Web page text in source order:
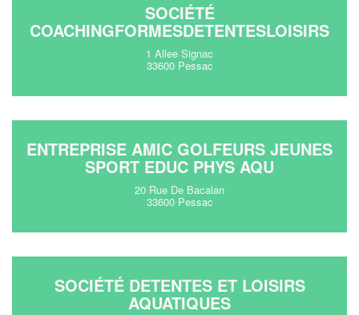
SOCIÉTÉ
COACHINGFORMESDETENTESLOISIRS
1 Allee Signac
33600 Pessac
ENTREPRISE AMIC GOLFEURS JEUNES
SPORT EDUC PHYS AQU
20 Rue De Bacalan
33600 Pessac
SOCIÉTÉ DETENTES ET LOISIRS
AQUATIQUES